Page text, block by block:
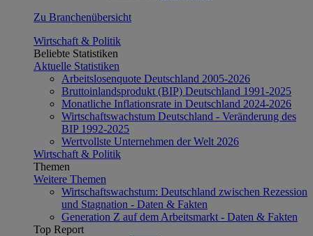
Zu Branchenübersicht
Wirtschaft & Politik
Beliebte Statistiken
Aktuelle Statistiken
Arbeitslosenquote Deutschland 2005-2026
Bruttoinlandsprodukt (BIP) Deutschland 1991-2025
Monatliche Inflationsrate in Deutschland 2024-2026
Wirtschaftswachstum Deutschland - Veränderung des
BIP 1992-2025
Wertvollste Unternehmen der Welt 2026
Wirtschaft & Politik
Themen
Weitere Themen
Wirtschaftswachstum: Deutschland zwischen Rezession
und Stagnation - Daten & Fakten
Generation Z auf dem Arbeitsmarkt - Daten & Fakten
Top Report